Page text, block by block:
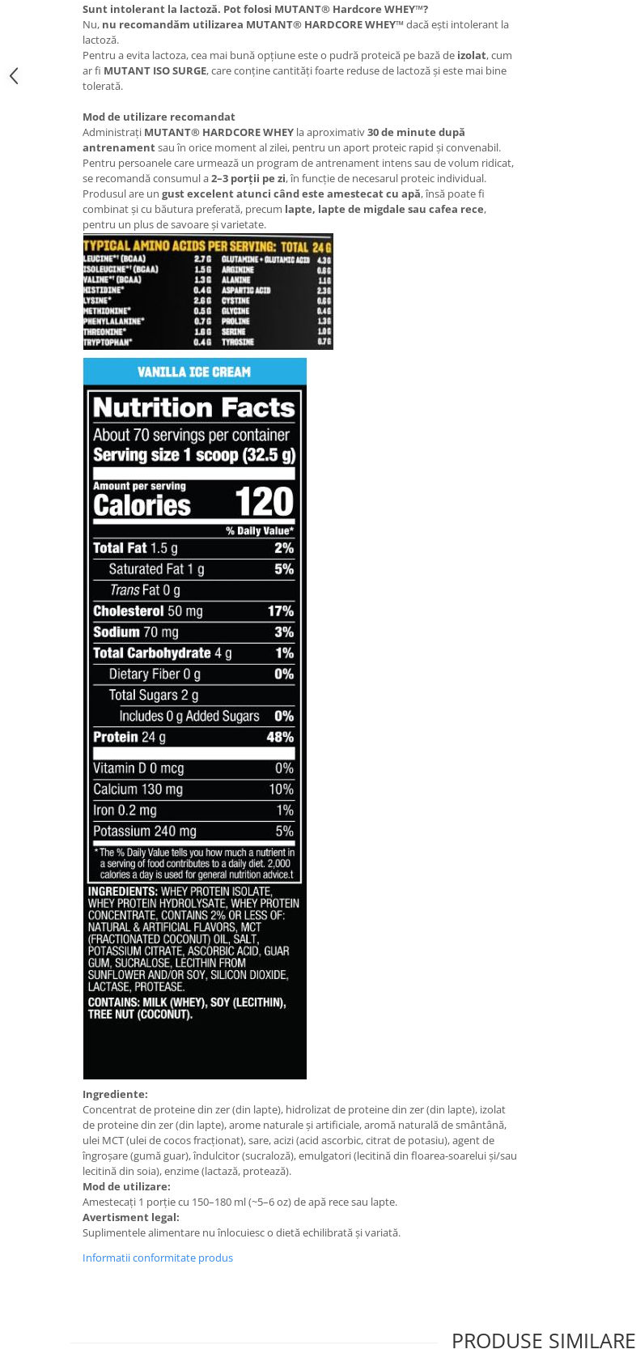
Sunt intolerant la lactoză. Pot folosi MUTANT® Hardcore WHEY™?
Nu, nu recomandăm utilizarea MUTANT® HARDCORE WHEY™ dacă ești intolerant la
lactoză.
Pentru a evita lactoza, cea mai bună opțiune este o pudră proteică pe bază de izolat, cum
ar fi MUTANT ISO SURGE, care conține cantități foarte reduse de lactoză și este mai bine
tolerată.
Mod de utilizare recomandat
Administrați MUTANT® HARDCORE WHEY la aproximativ30 de minute după
antrenamentsau în orice moment al zilei, pentru un aport proteic rapid și convenabil.
Pentru persoanele care urmează un program de antrenament intens sau de volum ridicat,
se recomandă consumul a2–3 porții pe zi, în funcție de necesarul proteic individual.
Produsul are un gust excelent atunci când este amestecat cu apă, însă poate fi
combinat și cu băutura preferată, precum lapte, lapte de migdale sau cafea rece,
pentru un plus de savoare și varietate.
Ingrediente:
Concentrat de proteine din zer (din lapte), hidrolizat de proteine din zer (din lapte), izolat
de proteine din zer (din lapte), arome naturale și artificiale, aromă naturală de smântână,
ulei MCT (ulei de cocos fracționat), sare, acizi (acid ascorbic, citrat de potasiu), agent de
îngroșare (gumă guar), îndulcitor (sucraloză), emulgatori (lecitină din floarea-soarelui și/sau
lecitină din soia), enzime (lactază, protează).
Mod de utilizare:
Amestecați 1 porție cu 150–180 ml (~5–6 oz) de apă rece sau lapte.
Avertisment legal:
Suplimentele alimentare nu înlocuiesc o dietă echilibrată și variată.
Informatii conformitate produs
PRODUSE SIMILARE